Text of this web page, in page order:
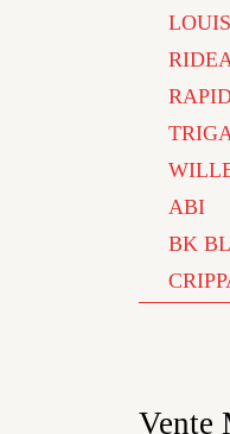
ABI
BK
Vente